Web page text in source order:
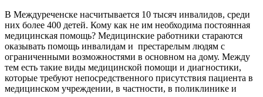
В Междуреченске насчитывается 10 тысяч инвалидов, среди
них более 400 детей. Кому как не им необходима постоянная
медицинская помощь? Медицинские работники стараются
оказывать помощь инвалидам и престарелым людям с
ограниченными возможностями в основном на дому. Между
тем есть такие виды медицинской помощи и диагностики,
которые требуют непосредственного присутствия пациента в
медицинском учреждении, в частности, в поликлинике и